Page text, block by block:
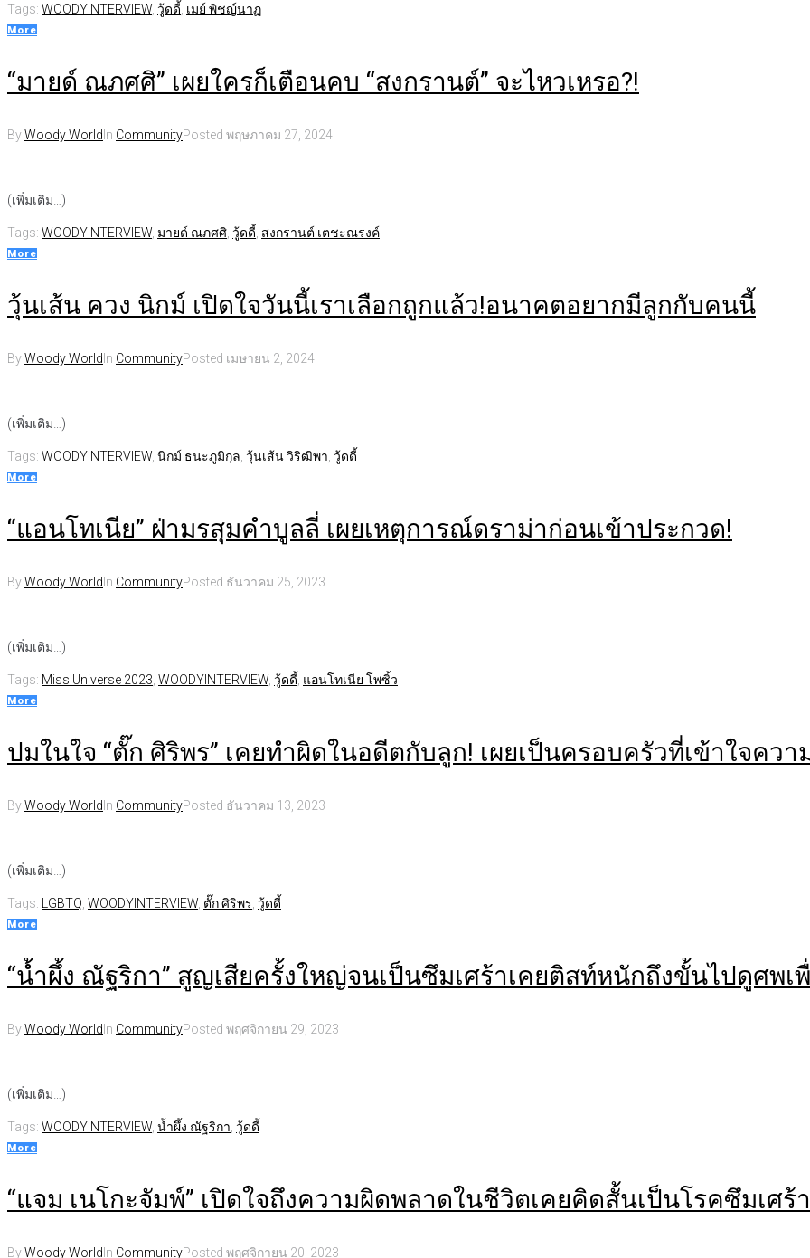
Tags: WOODYINTERVIEW วู้ดดี้ เมย์ พิชญ์นาฏ
More
“มายด์ ณภศศิ” เผยใครก็เตือนคบ “สงกรานต์” จะไหวเหรอ?!
ByWoody World In CommunityPosted พฤษภาคม 27, 2024
(เพิ่มเติม…)
Tags: WOODYINTERVIEW มายด์ ณภศศิ วู้ดดี้ สงกรานต์ เตชะณรงค์
More
วุ้นเส้น ควง นิกม์ เปิดใจวันนี้เราเลือกถูกแล้ว!อนาคตอยากมีลูกกับคนนี้
ByWoody World In CommunityPosted เมษายน 2, 2024
(เพิ่มเติม…)
Tags: WOODYINTERVIEW นิกม์ ธนะภูมิกุล วุ้นเส้น วิริฒิพา วู้ดดี้
More
“แอนโทเนีย” ฝ่ามรสุมคำบูลลี่ เผยเหตุการณ์ดราม่าก่อนเข้าประกวด!
ByWoody World In CommunityPosted ธันวาคม 25, 2023
(เพิ่มเติม…)
Tags: Miss Universe 2023 WOODYINTERVIEW วู้ดดี้ แอนโทเนีย โพซิ้ว
More
ปมในใจ “ตั๊ก ศิริพร” เคยทำผิดในอดีตกับลูก! เผยเป็นครอบครัวที่เข้าใจควา
ByWoody World In CommunityPosted ธันวาคม 13, 2023
(เพิ่มเติม…)
Tags: LGBTQ WOODYINTERVIEW ตั๊ก ศิริพร วู้ดดี้
More
“น้ำผึ้ง ณัฐริกา” สูญเสียครั้งใหญ่จนเป็นซึมเศร้าเคยติสท์หนักถึงขั้นไปดูศพเ
ByWoody World In CommunityPosted พฤศจิกายน 29, 2023
(เพิ่มเติม…)
Tags: WOODYINTERVIEW น้ำผึ้ง ณัฐริกา วู้ดดี้
More
“แจม เนโกะจัมพ์” เปิดใจถึงความผิดพลาดในชีวิตเคยคิดสั้นเป็นโรคซึมเศร้
ByWoody World In CommunityPosted พฤศจิกายน 20, 2023